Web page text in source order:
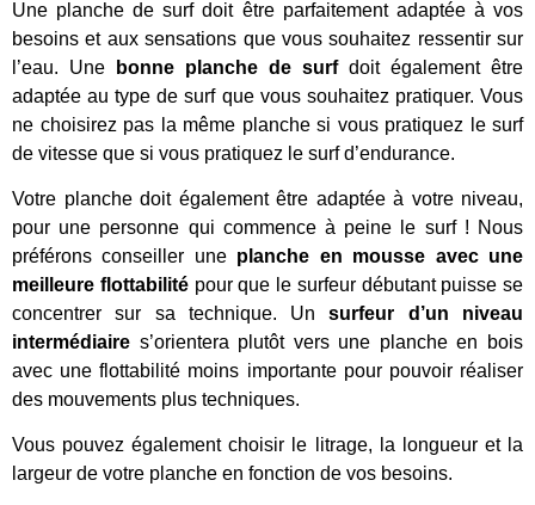
Une planche de surf doit être parfaitement adaptée à vos
besoins et aux sensations que vous souhaitez ressentir sur
l’eau. Une
bonne planche de surfdoit également être
adaptée au type de surf que vous souhaitez pratiquer. Vous
ne choisirez pas la même planche si vous pratiquez le surf
de vitesse que si vous pratiquez le surf d’endurance.
Votre planche doit également être adaptée à votre niveau,
pour une personne qui commence à peine le surf ! Nous
préférons conseiller une planche en mousse avec une
meilleure flottabilitépour que le surfeur débutant puisse se
concentrer sur sa technique. Unsurfeur d’un niveau
intermédiaire s’orientera plutôt vers une planche en bois
avec une flottabilité moins importante pour pouvoir réaliser
des mouvements plus techniques.
Vous pouvez également choisir le litrage, la longueur et la
largeur de votre planche en fonction de vos besoins.